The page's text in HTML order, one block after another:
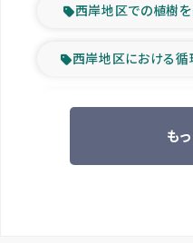
西岸地区での植樹
西岸地区における
ツア
緊
も